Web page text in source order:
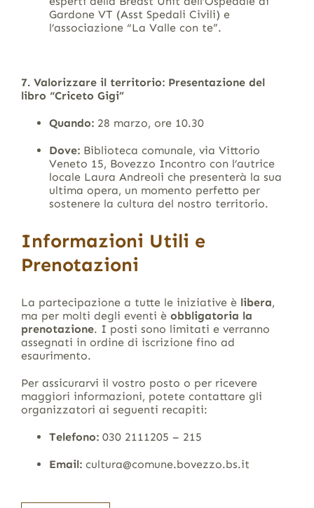
Gardone VT (Asst Spedali Civili) e
l’associazione “La Valle con te”.
7. Valorizzare il territorio: Presentazione del
libro “Criceto Gigi”
Quando:28 marzo, ore 10.30
Dove:Biblioteca comunale, via Vittorio
Veneto 15, Bovezzo Incontro con l’autrice
locale Laura Andreoli che presenterà la sua
ultima opera, un momento perfetto per
sostenere la cultura del nostro territorio.
Informazioni Utili e
Prenotazioni
La partecipazione a tutte le iniziative è libera,
ma per molti degli eventi è obbligatoria la
prenotazione. I posti sono limitati e verranno
assegnati in ordine di iscrizione fino ad
esaurimento.
Per assicurarvi il vostro posto o per ricevere
maggiori informazioni, potete contattare gli
organizzatori ai seguenti recapiti:
Telefono:030 2111205 – 215
Email:cultura@comune.bovezzo.bs.it